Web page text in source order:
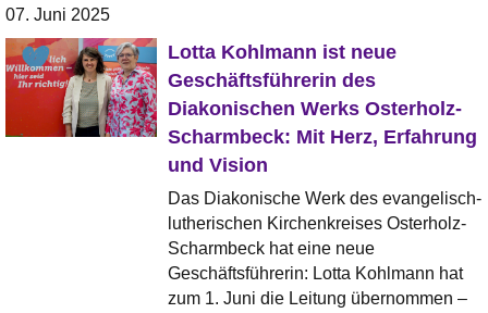
07. Juni 2025
Lotta Kohlmann ist neue
Geschäftsführerin des
Diakonischen Werks Osterholz-
Scharmbeck: Mit Herz, Erfahrung
und Vision
Das Diakonische Werk des evangelisch-
lutherischen Kirchenkreises Osterholz-
Scharmbeck hat eine neue
Geschäftsführerin: Lotta Kohlmann hat
zum 1. Juni die Leitung übernommen –